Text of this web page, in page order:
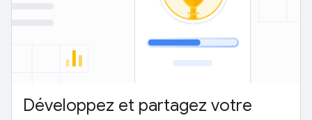
Développez et partagez votre